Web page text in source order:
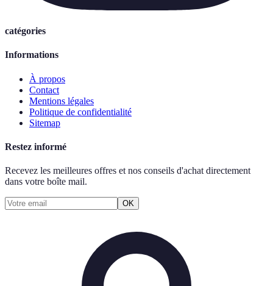
catégories
Informations
À propos
Contact
Mentions légales
Politique de confidentialité
Sitemap
Restez informé
Recevez les meilleures offres et nos conseils d'achat directement
dans votre boîte mail.
OK